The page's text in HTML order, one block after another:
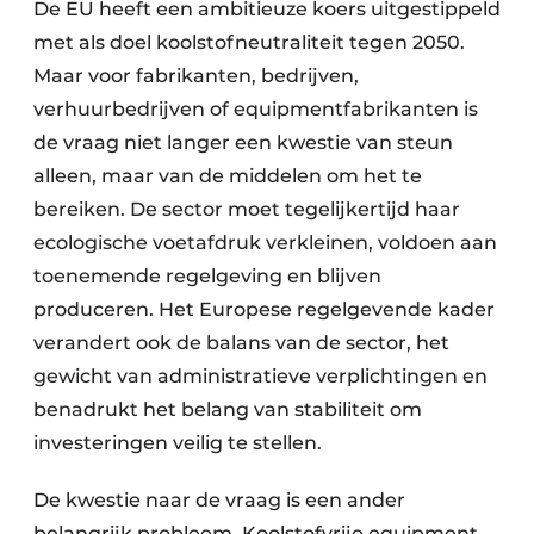
De EU heeft een ambitieuze koers uitgestippeld
met als doel koolstofneutraliteit tegen 2050.
Maar voor fabrikanten, bedrijven,
verhuurbedrijven of equipmentfabrikanten is
de vraag niet langer een kwestie van steun
alleen, maar van de middelen om het te
bereiken. De sector moet tegelijkertijd haar
ecologische voetafdruk verkleinen, voldoen aan
toenemende regelgeving en blijven
produceren. Het Europese regelgevende kader
verandert ook de balans van de sector, het
gewicht van administratieve verplichtingen en
benadrukt het belang van stabiliteit om
investeringen veilig te stellen.
De kwestie naar de vraag is een ander